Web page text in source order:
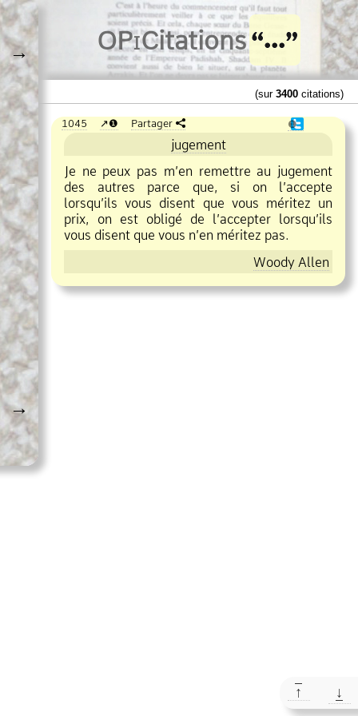
→
→
OPiCitations
(sur 3400 citations)
1045 ❶ Partager ❶
jugement
Je ne peux pas m’en remettre au jugement
des autres parce que, si on l’accepte
lorsqu’ils vous disent que vous méritez un
prix, on est obligé de l’accepter lorsqu’ils
vous disent que vous n’en méritez pas.
Woody Allen
↑ ↓